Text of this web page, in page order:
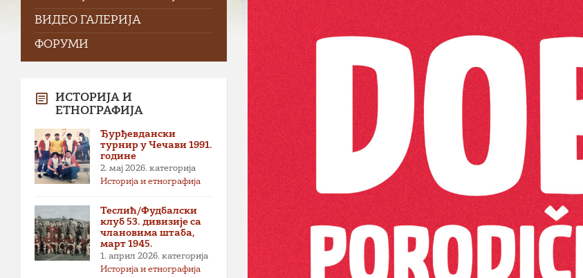
ВИДЕО ГАЛЕРИЈА
ФОРУМИ
ИСТОРИЈА И
ЕТНОГРАФИЈА
Ђурђевдански
турнир у Чечави 1991.
године
2. мај 2026. категорија
Историја и етнографија
Теслић/Фудбалски
клуб 53. дивизије са
члановима штаба,
март 1945.
1. април 2026. категорија
Историја и етнографија